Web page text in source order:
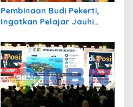
Pembinaan Budi Pekerti,
Ingatkan Pelajar Jauhi
Bermedia Sosial